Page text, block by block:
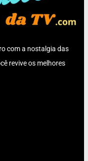
com a nostalgia das
revive os melhores